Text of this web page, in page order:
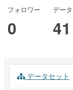
フォロワー
0
デー
41
データセット